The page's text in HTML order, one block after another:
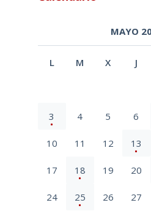
MAYO
L M X J
3 4 5 6
10 11 12 13
17 18 19 20
24 25 26 27